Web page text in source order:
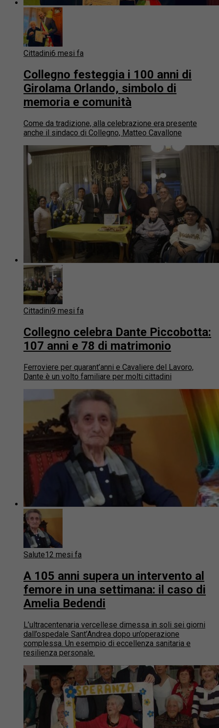
Cittadini6 mesi fa
Collegno festeggia i 100 anni di
Girolama Orlando, simbolo di
memoria e comunità
Come da tradizione, alla celebrazione era presente
anche il sindaco di Collegno, Matteo Cavallone
Cittadini9 mesi fa
Collegno celebra Dante Piccobotta:
107 anni e 78 di matrimonio
Ferroviere per quarant’anni e Cavaliere del Lavoro,
Dante è un volto familiare per molti cittadini
Salute12 mesi fa
A 105 anni supera un intervento al
femore in una settimana: il caso di
Amelia Bedendi
L’ultracentenaria vercellese dimessa in soli sei giorni
dall’ospedale Sant’Andrea dopo un’operazione
complessa. Un esempio di eccellenza sanitaria e
resilienza personale.